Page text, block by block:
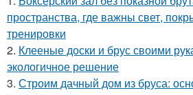
пространства, где важны свет,
тренировки
2. Клееные доски и брус своими
экологичное решение
3. Строим дачный дом из бруса: